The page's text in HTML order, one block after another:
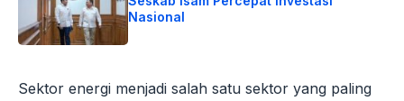
Nasional
Sektor energi menjadi salah satu sektor yang paling